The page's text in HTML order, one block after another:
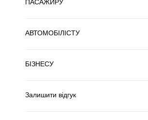
ПАСАЖИРУ
АВТОМОБІЛІСТУ
БІЗНЕСУ
Залишити відгук